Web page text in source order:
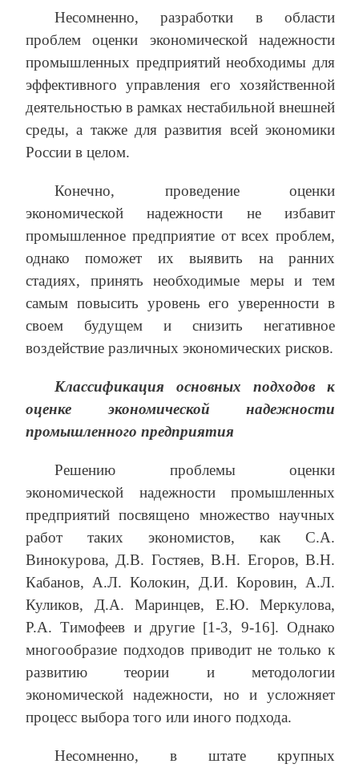
Несомненно, разработки в области
проблем оценки экономической надежности
промышленных предприятий необходимы для
эффективного управления его хозяйственной
деятельностью в рамках нестабильной внешней
среды, а также для развития всей экономики
России в целом.
Конечно, проведение оценки
экономической надежности не избавит
промышленное предприятие от всех проблем,
однако поможет их выявить на ранних
стадиях, принять необходимые меры и тем
самым повысить уровень его уверенности в
своем будущем и снизить негативное
воздействие различных экономических рисков.
Классификация основных подходов к
оценке экономической надежности
промышленного предприятия
Решению проблемы оценки
экономической надежности промышленных
предприятий посвящено множество научных
работ таких экономистов, как С.А.
Винокурова, Д.В. Гостяев, В.Н. Егоров, В.Н.
Кабанов, А.Л. Колокин, Д.И. Коровин, А.Л.
Куликов, Д.А. Маринцев, Е.Ю. Меркулова,
Р.А. Тимофеев и другие [1-3, 9-16]. Однако
многообразие подходов приводит не только к
развитию теории и методологии
экономической надежности, но и усложняет
процесс выбора того или иного подхода.
Несомненно, в штате крупных